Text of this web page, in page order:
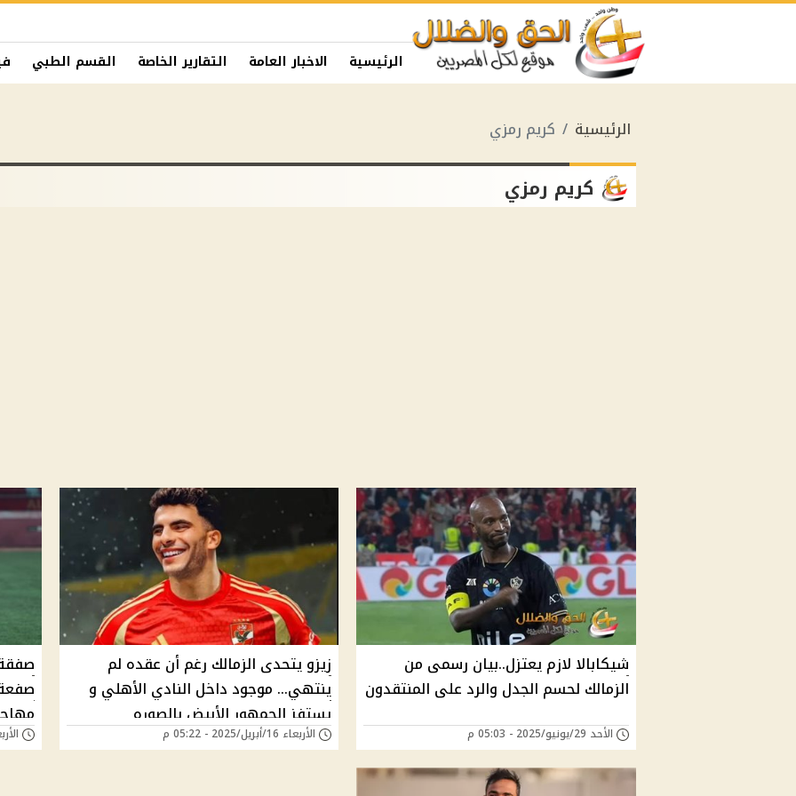
الرئيسية الاخبار العامة التقارير الخاصة القسم الطبي
الرئيسية كريم رمزي
كريم رمزي
شيكابالا لازم يعتزل..بيان رسمى من
الزمالك لحسم الجدل والرد على المنتقدون
الأحد 29/يونيو/2025 - 05:03 م
زيزو يتحدى الزمالك رغم أن عقده لم
ينتهي... موجود داخل النادي الأهلي و
يستفز الجمهور الأبيض بالصوره
الأربعاء 16/أبريل/2025 - 05:22 م الأربعاء 05/